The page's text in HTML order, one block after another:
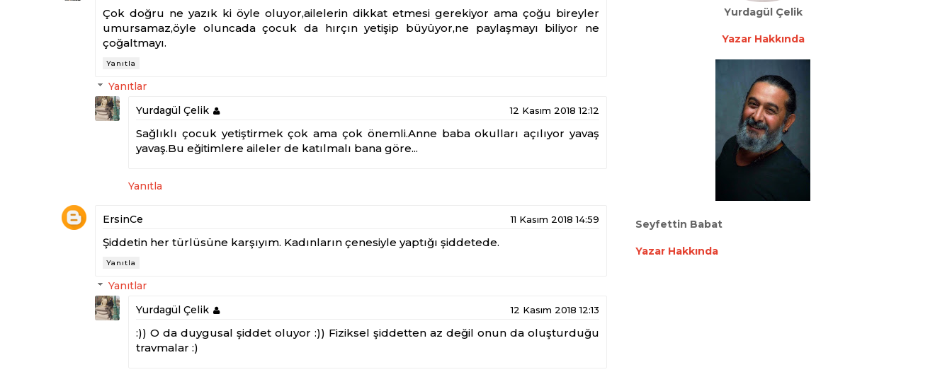
Çok doğru ne yazık ki öyle oluyor,ailelerin dikkat etmesi gerekiyor ama çoğu bireyler
umursamaz,öyle oluncada çocuk da hırçın yetişip büyüyor,ne paylaşmayı biliyor ne
çoğaltmayı.
Yanıtla
Yanıtlar
Yurdagül Çelik
12 Kasım 2018 12:12
Sağlıklı çocuk yetiştirmek çok ama çok önemli.Anne baba okulları açılıyor yavaş
yavaş.Bu eğitimlere aileler de katılmalı bana göre...
Yanıtla
ErsinCe 11 Kasım 2018 14:59
Şiddetin her türlüsüne karşıyım. Kadınların çenesiyle yaptığı şiddetede.
Yanıtla
Yanıtlar
Yurdagül Çelik
12 Kasım 2018 12:13
:)) O da duygusal şiddet oluyor :)) Fiziksel şiddetten az değil onun da oluşturduğu
travmalar :)
Yurdagül Çelik
Yazar Hakkında
Seyfettin Babat
Yazar Hakkında